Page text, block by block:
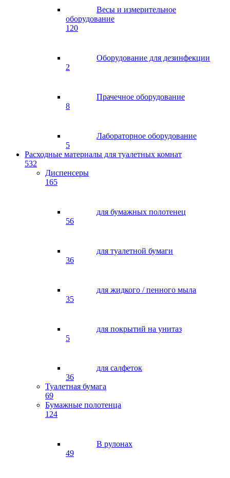
Весы и измерительное
оборудование
120
Оборудование для дезинфекции
2
Прачечное оборудование
8
Лабораторное оборудование
5
Расходные материалы для туалетных комнат
532
Диспенсеры
165
для бумажных полотенец
56
для туалетной бумаги
36
для жидкого / пенного мыла
35
для покрытий на унитаз
5
для салфеток
36
Туалетная бумага
69
Бумажные полотенца
124
В рулонах
49